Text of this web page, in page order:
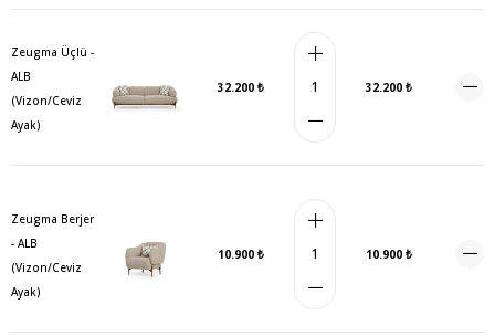
Zeugma Üçlü -
ALB
(Vizon/Ceviz
Ayak)
32.200 ₺ 32.200 ₺
Zeugma Berjer
- ALB
(Vizon/Ceviz
Ayak)
10.900 ₺ 10.900 ₺